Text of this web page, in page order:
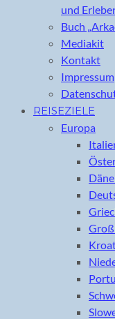
und
Buch
Mediakit
Kontakt
Impressum
REISEZIELE
Europa